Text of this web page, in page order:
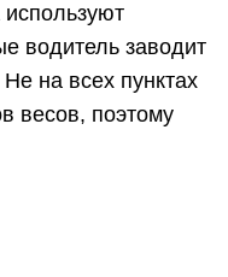
используют
водитель заводит
на всех пунктах
весов, поэтому